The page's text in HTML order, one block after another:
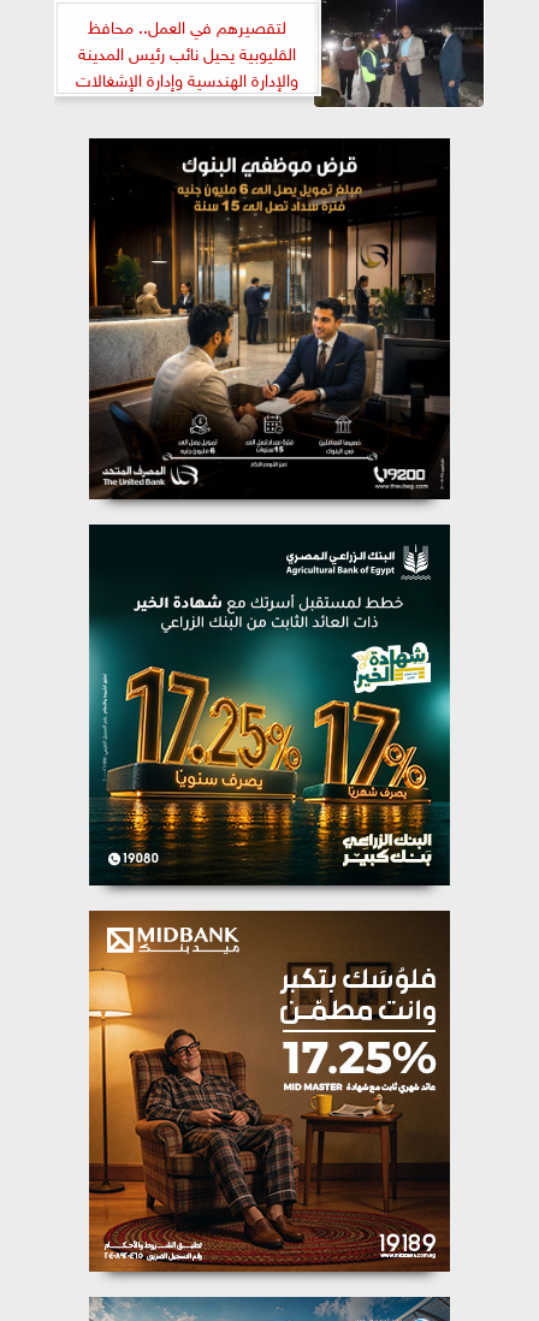
لتقصيرهم في العمل.. محافظ
القليوبية يحيل نائب رئيس المدينة
والإدارة الهندسية وإدارة الإشغالات
بالخصوص وشبرا للتحقيق